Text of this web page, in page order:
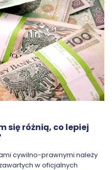
się różnią, co lepiej
cywilno-prawnymi należy
w oficjalnych